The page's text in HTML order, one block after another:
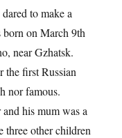
to make a
born on March 9th
near Gzhatsk.
the first Russian
nor famous.
his mum was a
other children